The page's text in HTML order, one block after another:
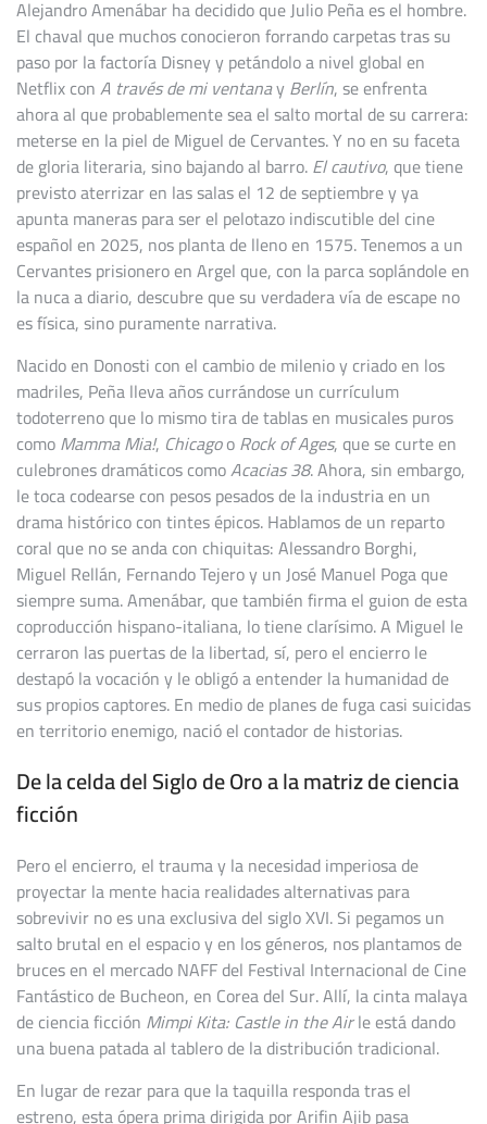
Alejandro Amenábar ha decidido que Julio Peña es el hombre.
El chaval que muchos conocieron forrando carpetas tras su
paso por la factoría Disney y petándolo a nivel global en
Netflix conA través de mi ventanayBerlín, se enfrenta
ahora al que probablemente sea el salto mortal de su carrera:
meterse en la piel de Miguel de Cervantes. Y no en su faceta
de gloria literaria, sino bajando al barro.El cautivo, que tiene
previsto aterrizar en las salas el 12 de septiembre y ya
apunta maneras para ser el pelotazo indiscutible del cine
español en 2025, nos planta de lleno en 1575. Tenemos a un
Cervantes prisionero en Argel que, con la parca soplándole en
la nuca a diario, descubre que su verdadera vía de escape no
es física, sino puramente narrativa.
Nacido en Donosti con el cambio de milenio y criado en los
madriles, Peña lleva años currándose un currículum
todoterreno que lo mismo tira de tablas en musicales puros
comoMamma Mia!, ChicagooRock of Ages, que se curte en
culebrones dramáticos comoAcacias 38. Ahora, sin embargo,
le toca codearse con pesos pesados de la industria en un
drama histórico con tintes épicos. Hablamos de un reparto
coral que no se anda con chiquitas: Alessandro Borghi,
Miguel Rellán, Fernando Tejero y un José Manuel Poga que
siempre suma. Amenábar, que también firma el guion de esta
coproducción hispano-italiana, lo tiene clarísimo. A Miguel le
cerraron las puertas de la libertad, sí, pero el encierro le
destapó la vocación y le obligó a entender la humanidad de
sus propios captores. En medio de planes de fuga casi suicidas
en territorio enemigo, nació el contador de historias.
De la celda del Siglo de Oro a la matriz de ciencia
ficción
Pero el encierro, el trauma y la necesidad imperiosa de
proyectar la mente hacia realidades alternativas para
sobrevivir no es una exclusiva del siglo XVI. Si pegamos un
salto brutal en el espacio y en los géneros, nos plantamos de
bruces en el mercado NAFF del Festival Internacional de Cine
Fantástico de Bucheon, en Corea del Sur. Allí, la cinta malaya
de ciencia ficción Mimpi Kita: Castle in the Airle está dando
una buena patada al tablero de la distribución tradicional.
En lugar de rezar para que la taquilla responda tras el
estreno, esta ópera prima dirigida por Arifin Ajib pasa